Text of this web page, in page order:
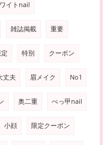
イトnail
雑誌掲載 重要
特別 クーポン
丈夫 眉メイク No1
奥二重 べっ甲nail
小顔 限定クーポン